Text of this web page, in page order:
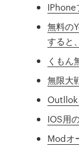
IPhone
無料の
すると
くもん
無限大
Outllok
IOS用
Modオ